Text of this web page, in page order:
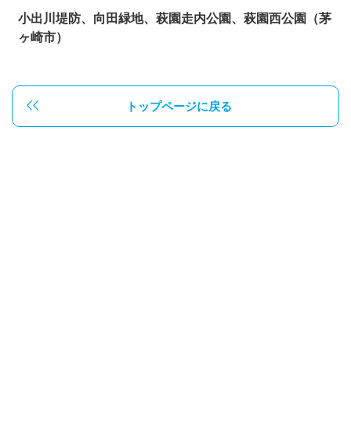
小出川堤防、向田緑地、萩園走内公園、萩園西公園（茅
ヶ崎市）
トップページに戻る